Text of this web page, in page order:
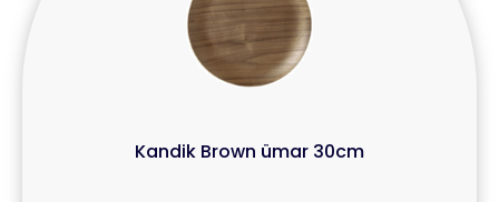
Kandik Brown ümar 30cm